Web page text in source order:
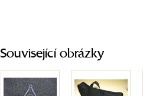
Související obrázky